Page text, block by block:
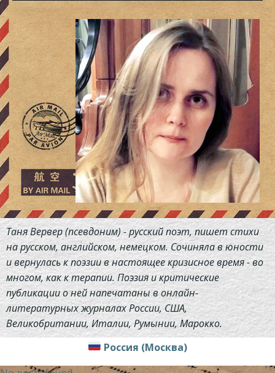
Таня Вервер (псевдоним) - русский поэт, пишет стихи
на русском, английском, немецком. Сочиняла в юности
и вернулась к поэзии в настоящее кризисное время - во
многом, как к терапии. Поэзия и критические
публикации о ней напечатаны в онлайн-
литературных журналах России, США,
Великобритании, Италии, Румынии, Марокко.
Россия (Москва)